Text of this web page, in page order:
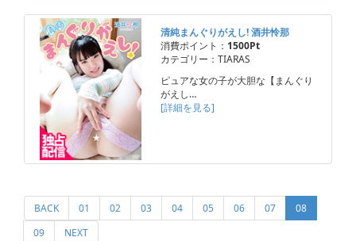
清純まんぐりがえし! 酒井怜那
消費ポイント： 1500Pt
カテゴリー：TIARAS
ピュアな女の子が大胆な【まんぐり
がえし…
[詳細を見る]
BACK 01 02 03 04 05 06 07 08(current)
09
NEXT